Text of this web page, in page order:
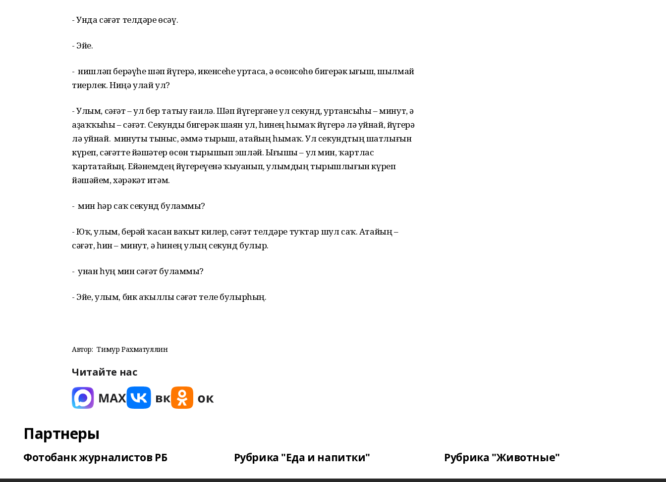
- Унда сәғәт телдәре өсәү.
- Эйе.
- Ә нишләп берәүһе шәп йүгерә, икенсеһе уртаса, ә өсөнсөһө бигерәк ығыш, шылмай
тиерлек. Ниңә улай ул?
- Улым, сәғәт – ул бер татыу ғаилә. Шәп йүгергәне ул секунд, уртансыһы – минут, ә
аҙаҡҡыһы – сәғәт. Секунды бигерәк шаян ул, һинең һымаҡ йүгерә лә уйнай, йүгерә
лә уйнай. Ә минуты тыныс, әммә тырыш, атайың һымаҡ. Ул секундтың шатлығын
күреп, сәғәтте йәшәтер өсөн тырышып эшләй. Ығышы – ул мин, ҡартлас
ҡартатайың. Ейәнемдең йүгереүенә ҡыуанып, улымдың тырышлығын күреп
йәшәйем, хәрәкәт итәм.
- Ә мин һәр саҡ секунд буламмы?
- Юҡ, улым, берәй ҡасан ваҡыт килер, сәғәт телдәре туҡтар шул саҡ. Атайың –
сәғәт, һин ­– минут, ә һинең улың секунд булыр.
- Ә унан һуң мин сәғәт буламмы?
- Эйе, улым, бик аҡыллы сәғәт теле булырһың.
Автор: Тимур Рахматуллин
Читайте нас
Партнеры
Фотобанк журналистов РБ Рубрика "Еда и напитки" Рубрика "Животные"